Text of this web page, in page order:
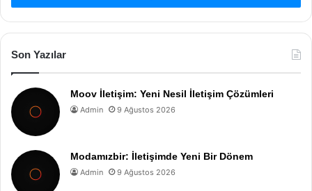
Son Yazılar
Moov İletişim: Yeni Nesil İletişim Çözümleri
Admin 9 Ağustos 2026
Modamızbir: İletişimde Yeni Bir Dönem
Admin 9 Ağustos 2026